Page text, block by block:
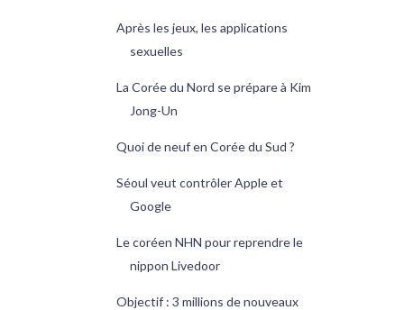
Après les jeux, les applications
sexuelles
La Corée du Nord se prépare à Kim
Jong-Un
Quoi de neuf en Corée du Sud ?
Séoul veut contrôler Apple et
Google
Le coréen NHN pour reprendre le
nippon Livedoor
Objectif : 3 millions de nouveaux